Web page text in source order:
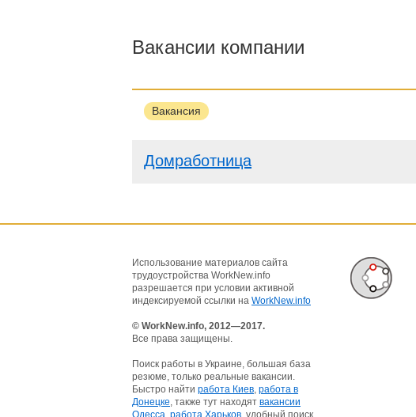
Вакансии компании
Вакансия
Домработница
Использование материалов сайта
трудоустройства WorkNew.info
разрешается при условии активной
индексируемой ссылки на WorkNew.info
© WorkNew.info, 2012—2017.
Все права защищены.
Поиск работы в Украине, большая база
резюме, только реальные вакансии.
Быстро найти работа Киев, работа в
Донецке, также тут находят вакансии
Одесса работа Харьков , удобный поиск